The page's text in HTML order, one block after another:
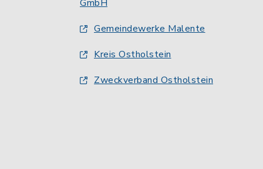
GmbH
Gemeindewerke Malente
Kreis Ostholstein
Zweckverband Ostholstein